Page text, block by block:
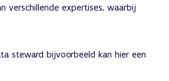
verschillende expertises, waarbij
steward bijvoorbeeld kan hier een